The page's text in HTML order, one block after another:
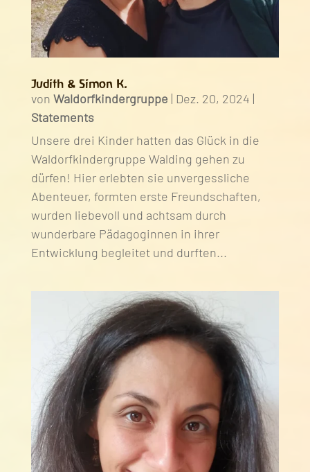
Judith & Simon K.
von Waldorfkindergruppe | Dez. 20, 2024 |
Statements
Unsere drei Kinder hatten das Glück in die
Waldorfkindergruppe Walding gehen zu
dürfen! Hier erlebten sie unvergessliche
Abenteuer, formten erste Freundschaften,
wurden liebevoll und achtsam durch
wunderbare Pädagoginnen in ihrer
Entwicklung begleitet und durften...